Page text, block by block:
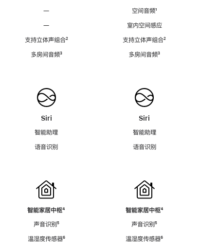
—
—
支持立体声组合脚
²
多房间音频脚
³
Siri
智能助理
语音识别
智能家居中枢脚
⁴
声音识别脚
⁵
温湿度传感器脚
⁶
空间音频脚
¹
室内空间感应
支持立体声组合脚
²
多房间音频脚
³
Siri
智能助理
语音识别
智能家居中枢脚
⁴
声音识别脚
⁵
温湿度传感器脚
⁶